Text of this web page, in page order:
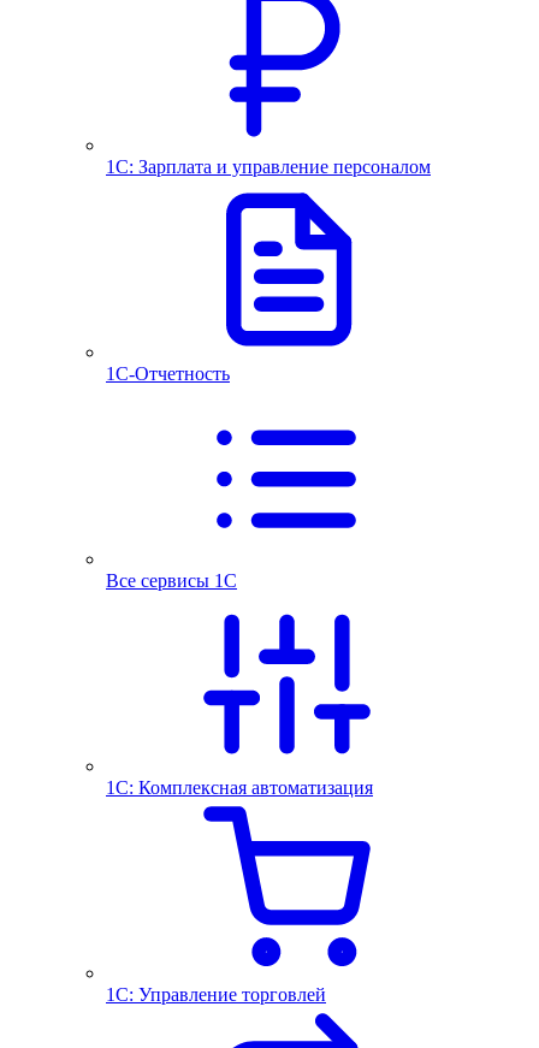
1С: Зарплата и управление персоналом
1С-Отчетность
Все сервисы 1С
1С: Комплексная автоматизация
1С: Управление торговлей